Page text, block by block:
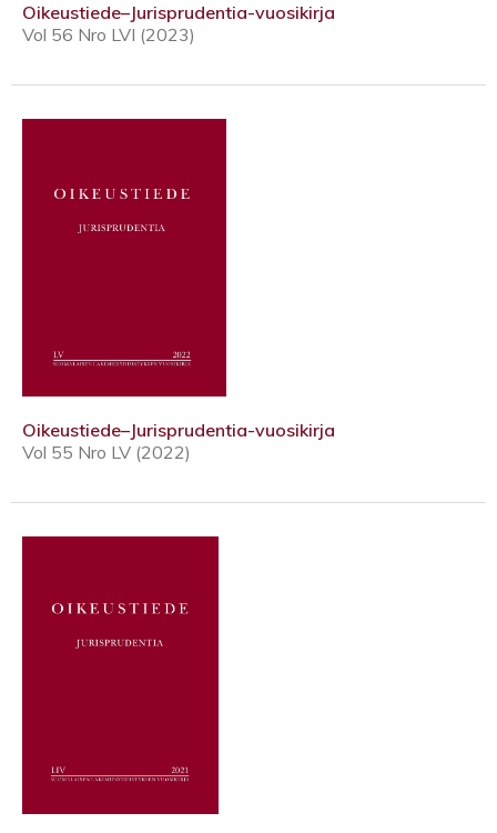
Oikeustiede–Jurisprudentia-vuosikirja
Vol 56 Nro LVI (2023)
Oikeustiede–Jurisprudentia-vuosikirja
Vol 55 Nro LV (2022)